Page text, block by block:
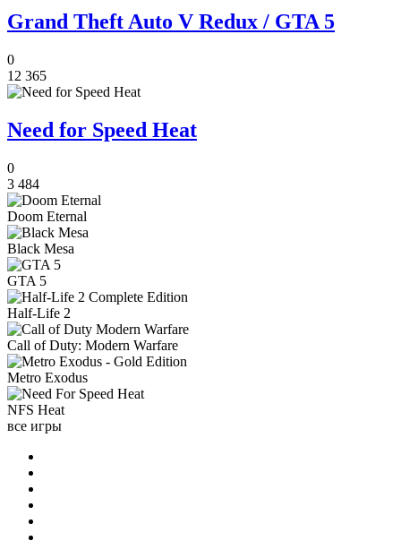
Grand Theft Auto V Redux / GTA 5
0
12 365
Need for Speed Heat
0
3 484
Doom Eternal
Black Mesa
GTA 5
Half-Life 2
Call of Duty: Modern Warfare
Metro Exodus
NFS Heat
все игры